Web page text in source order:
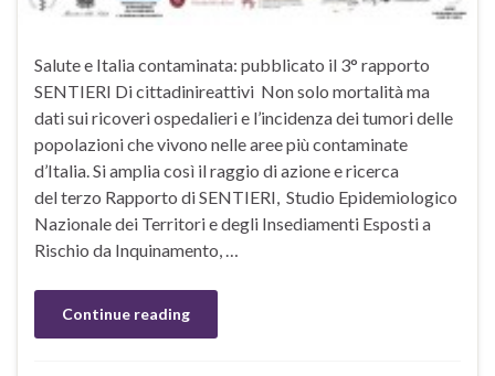
Salute e Italia contaminata: pubblicato il 3° rapporto
SENTIERI Di cittadinireattivi Non solo mortalità ma
dati sui ricoveri ospedalieri e l’incidenza dei tumori delle
popolazioni che vivono nelle aree più contaminate
d’Italia. Si amplia così il raggio di azione e ricerca
del terzo Rapporto di SENTIERI, Studio Epidemiologico
Nazionale dei Territori e degli Insediamenti Esposti a
Rischio da Inquinamento, …
Continue reading